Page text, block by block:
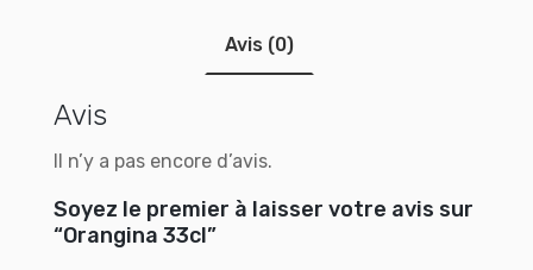
Avis (0)
Avis
Il n’y a pas encore d’avis.
Soyez le premier à laisser votre avis sur
“Orangina 33cl”